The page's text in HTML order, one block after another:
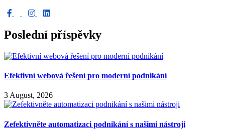
Poslední příspěvky
Efektivní webová řešení pro moderní podnikání
3 August, 2026
Zefektivněte automatizaci podnikání s našimi nástroji